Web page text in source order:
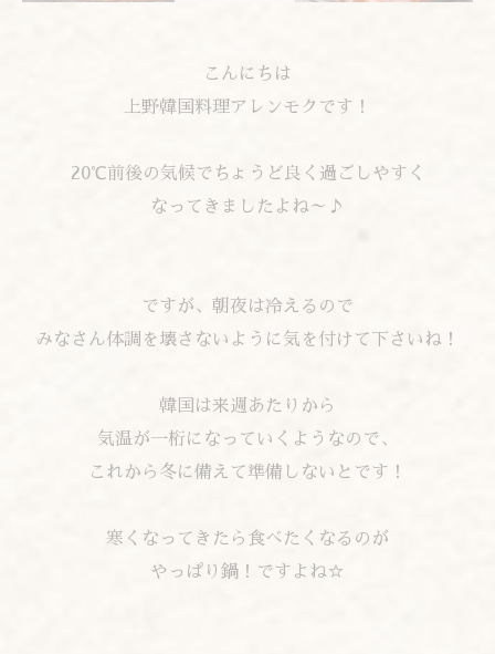
こんにちは
上野韓国料理アレンモクです！
20℃前後の気候でちょうど良く過ごしやすく
なってきましたよね～♪
ですが、朝夜は冷えるので
みなさん体調を壊さないように気を付けて下さいね！
韓国は来週あたりから
気温が一桁になっていくようなので、
これから冬に備えて準備しないとです！
寒くなってきたら食べたくなるのが
やっぱり鍋！ですよね☆